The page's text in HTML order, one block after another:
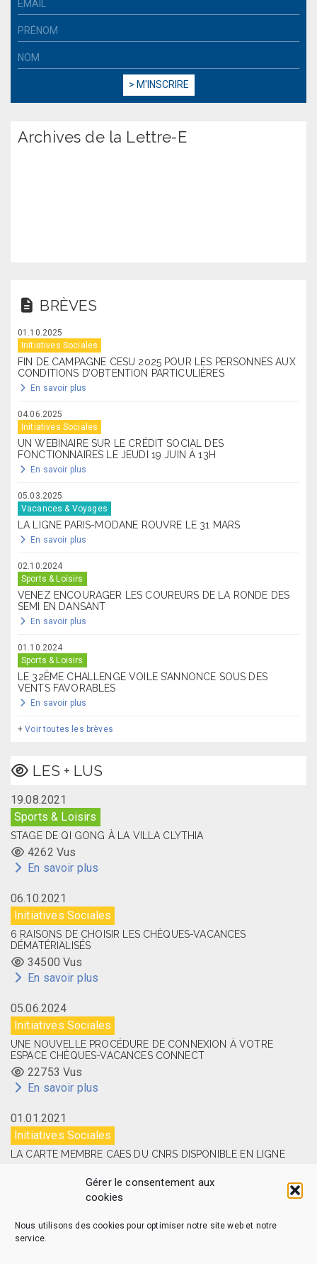
Gérer le consentement aux
cookies
Nous utilisons des cookies pour optimiser notre site web et notre
service.
Archives de la Lettre-E
BRÈVES
01.10.2025
Initiatives Sociales
FIN DE CAMPAGNE CESU 2025 POUR LES PERSONNES AUX
CONDITIONS D’OBTENTION PARTICULIÈRES
En savoir plus
04.06.2025
Initiatives Sociales
UN WEBINAIRE SUR LE CRÉDIT SOCIAL DES
FONCTIONNAIRES LE JEUDI 19 JUIN À 13H
En savoir plus
05.03.2025
Vacances & Voyages
LA LIGNE PARIS-MODANE ROUVRE LE 31 MARS
En savoir plus
02.10.2024
Sports & Loisirs
VENEZ ENCOURAGER LES COUREURS DE LA RONDE DES
SEMI EN DANSANT
En savoir plus
01.10.2024
Sports & Loisirs
LE 32ÈME CHALLENGE VOILE S’ANNONCE SOUS DES
VENTS FAVORABLES
En savoir plus
+Voir toutes les brèves
LES + LUS
19.08.2021
Sports & Loisirs
STAGE DE QI GONG À LA VILLA CLYTHIA
4262 Vus
En savoir plus
06.10.2021
Initiatives Sociales
6 RAISONS DE CHOISIR LES CHÈQUES-VACANCES
DÉMATÉRIALISÉS
34500 Vus
En savoir plus
05.06.2024
Initiatives Sociales
UNE NOUVELLE PROCÉDURE DE CONNEXION À VOTRE
ESPACE CHÈQUES-VACANCES CONNECT
22753 Vus
En savoir plus
01.01.2021
Initiatives Sociales
LA CARTE MEMBRE CAES DU CNRS DISPONIBLE EN LIGNE
En savoir plus